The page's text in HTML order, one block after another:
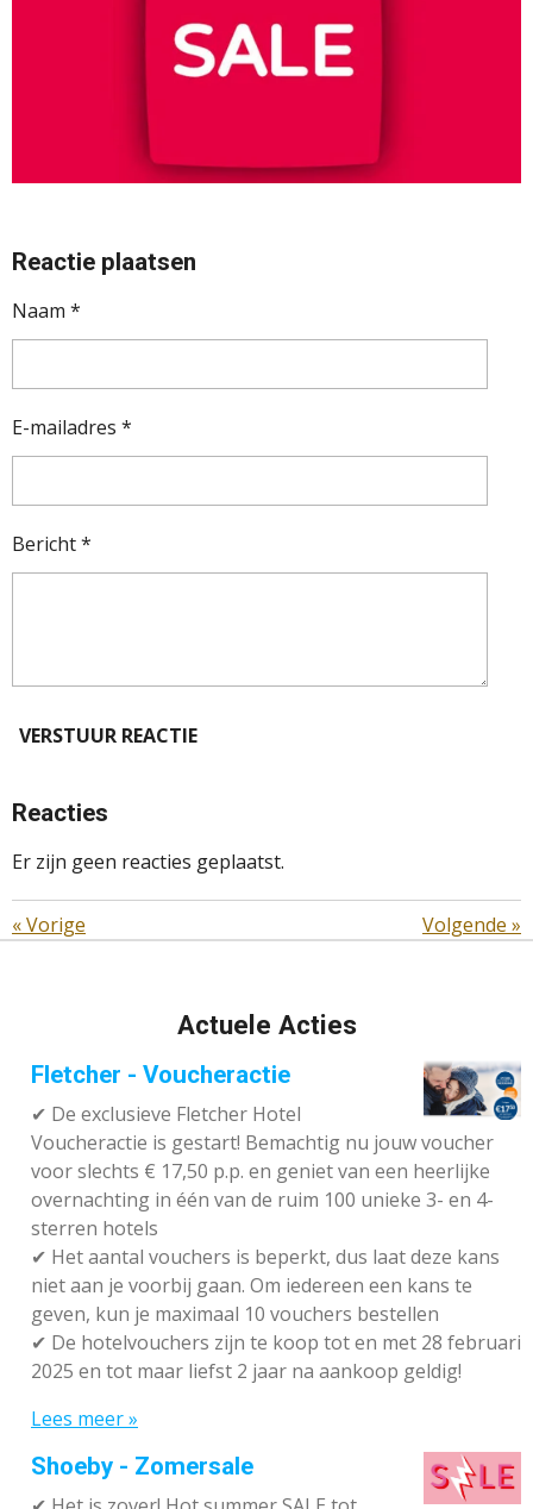
Reactie plaatsen
Naam *
E-mailadres *
Bericht *
VERSTUUR REACTIE
Reacties
Er zijn geen reacties geplaatst.
«Vorige Volgende »
Actuele Acties
Fletcher - Voucheractie
✔ De exclusieve Fletcher Hotel
Voucheractie is gestart! Bemachtig nu jouw voucher
voor slechts € 17,50 p.p. en geniet van een heerlijke
overnachting in één van de ruim 100 unieke 3- en 4-
sterren hotels
✔ Het aantal vouchers is beperkt, dus laat deze kans
niet aan je voorbij gaan. Om iedereen een kans te
geven, kun je maximaal 10 vouchers bestellen
✔ De hotelvouchers zijn te koop tot en met 28 februari
2025 en tot maar liefst 2 jaar na aankoop geldig!
Lees meer »
Shoeby - Zomersale